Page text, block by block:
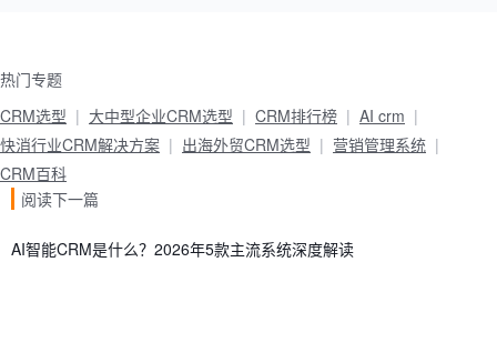
热门专题
CRM选型
大中型企业CRM选型 CRM排行榜
AI crm
快消行业CRM解决方案
出海外贸CRM选型
营销管理系统
CRM百科
阅读下一篇
AI智能CRM是什么？2026年5款主流系统深度解读